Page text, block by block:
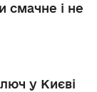
смачне і не
у Києві